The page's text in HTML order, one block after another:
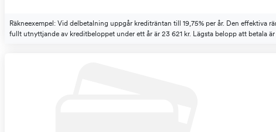
Räkneexempel: Vid delbetalning uppgår krediträntan till 19,75% per år. Den
fullt utnyttjande av kreditbeloppet under ett år är 23 621 kr. Lägsta belopp att betala